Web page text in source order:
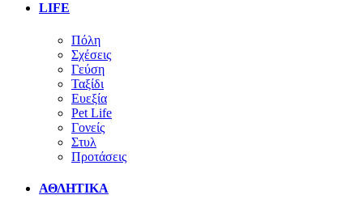
LIFE
Πόλη
Σχέσεις
Γεύση
Ταξίδι
Ευεξία
Pet Life
Γονείς
Στυλ
Προτάσεις
ΑΘΛΗΤΙΚΑ